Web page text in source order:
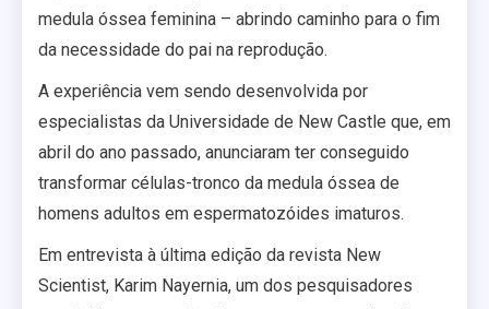
medula óssea feminina – abrindo caminho para o fim
da necessidade do pai na reprodução.
A experiência vem sendo desenvolvida por
especialistas da Universidade de New Castle que, em
abril do ano passado, anunciaram ter conseguido
transformar células-tronco da medula óssea de
homens adultos em espermatozóides imaturos.
Em entrevista à última edição da revista New
Scientist, Karim Nayernia, um dos pesquisadores